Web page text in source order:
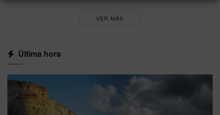
VER MÁS
Última hora